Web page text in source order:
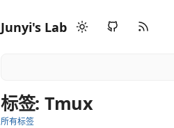
Junyi's Lab
标签: Tmux
所有标签